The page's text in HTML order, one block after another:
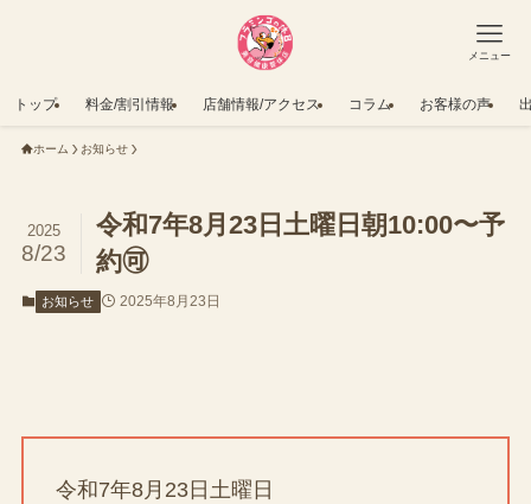
メニュー
トップ 料金/割引情報 店舗情報/アクセス コラム お客様の声
ホーム お知らせ
令和7年8月23日土曜日朝10:00〜予
約🉑
2025
8/23
お知らせ 2025年8月23日
令和7年8月23日土曜日